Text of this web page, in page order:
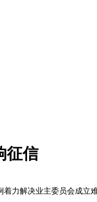
征信
力解决业主委员会成立